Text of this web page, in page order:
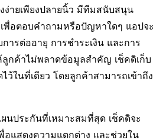
ง่ายเพียงปลายนิ้ว มีทีมสนับสนุน
พื่อตอบคำถามหรือปัญหาใดๆ แอปจะ
การต่ออายุ การชำระเงิน และการ
ลูกค้าไม่พลาดข้อมูลสำคัญ เช็คดิเก็บ
ในที่เดียว โดยลูกค้าสามารถเข้าถึง
นประกันที่เหมาะสมที่สุด เช็คดิจะ
อแสดงความแตกต่าง และช่วยใน